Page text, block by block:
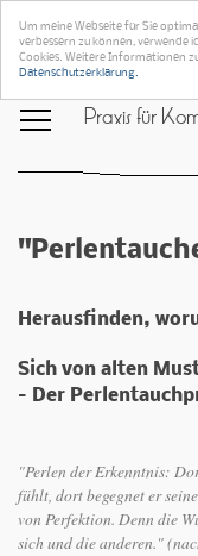
Um meine Webseite für Sie
verbessern zu können, verwende
Cookies. Weitere Informationen
Datenschutzerklärung.
Praxis für
Herausfinden,
Sich von alten
– Der
"Perlen der Erkenntnis:
fühlt, dort begegnet er
von Perfektion. Denn die
sich und die anderen."